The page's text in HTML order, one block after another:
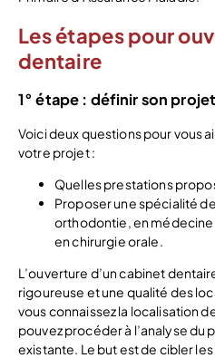
Les étapes pour
dentaire
1° étape : définir son projet
Voici deux questions pour vous
votre projet :
Quelles prestations
Proposer une spécialité
orthodontie, en
en chirurgie orale.
L’ouverture d’un cabinet
rigoureuse et une qualité des
vous connaissez la localisation
pouvez procéder à l’analyse du
existante. Le but est de cibler